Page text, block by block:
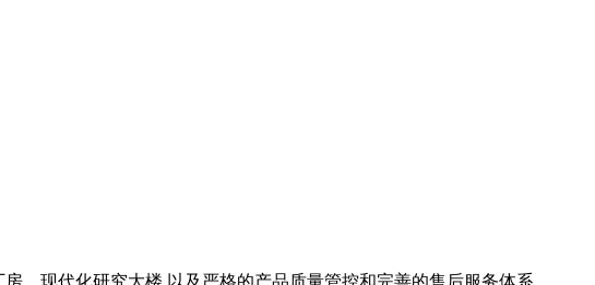
、现代化研究大楼,以及严格的产品质量管控和完善的售后服务体系。